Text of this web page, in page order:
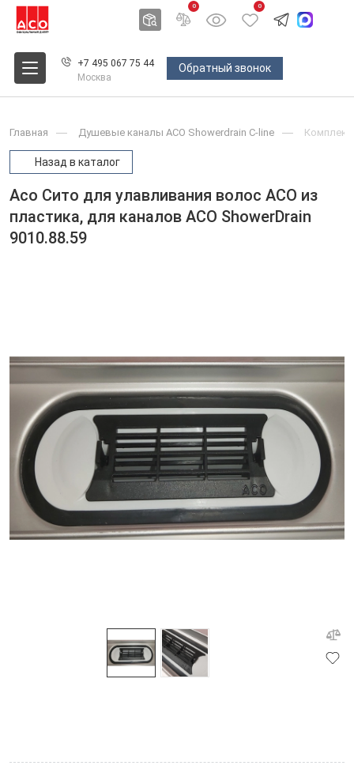
0 0
+7 495 067 75 44
Москва
Обратный звонок
Главная Душевые каналы ACO Showerdrain С-line
Назад в каталог
Aco Сито для улавливания волос ACO из
пластика, для каналов ACO ShowerDrain
9010.88.59